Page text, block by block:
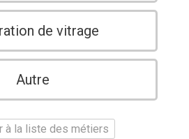
de vitrage
Autre
à la liste des métiers